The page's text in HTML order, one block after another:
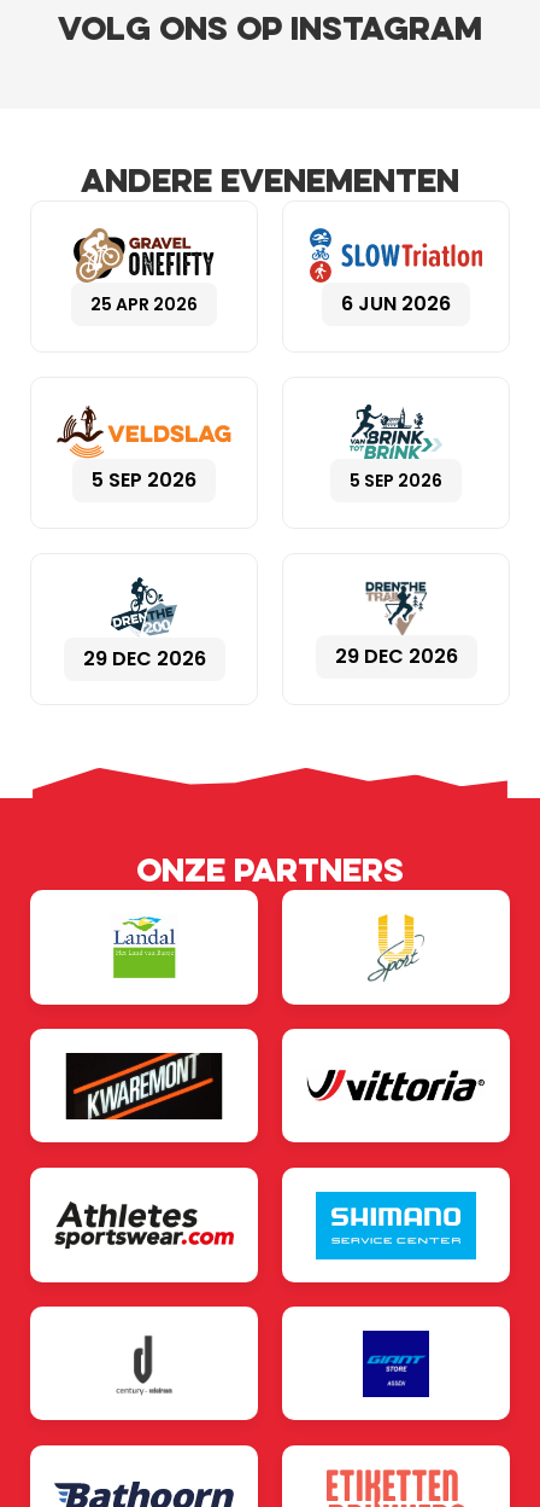
Volg ons op instagram
Andere evenementen
25 APR 2026 6 JUN 2026
5 SEP 2026 5 SEP 2026
29 DEC 2026 29 DEC 2026
Onze partners